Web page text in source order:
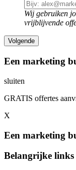
Wij gebruiken
vrijblijvende
Een marketing
sluiten
GRATIS offertes
X
Een marketing
Belangrijke links